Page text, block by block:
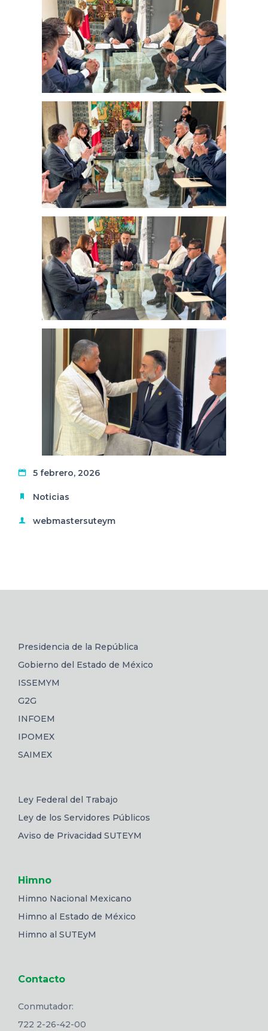
5 febrero, 2026
Noticias
webmastersuteym
Presidencia de la República
Gobierno del Estado de México
ISSEMYM
G2G
INFOEM
IPOMEX
SAIMEX
Ley Federal del Trabajo
Ley de los Servidores Públicos
Aviso de Privacidad SUTEYM
Himno
Himno Nacional Mexicano
Himno al Estado de México
Himno al SUTEyM
Contacto
Conmutador:
722 2-26-42-00